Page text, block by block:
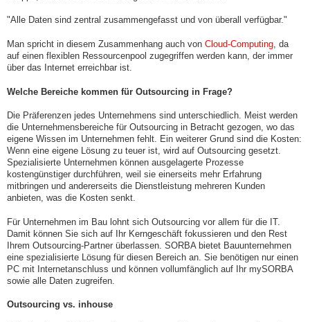
"Alle Daten sind zentral zusammengefasst und von überall verfügbar."
Man spricht in diesem Zusammenhang auch von Cloud-Computing, da
auf einen flexiblen Ressourcenpool zugegriffen werden kann, der immer
über das Internet erreichbar ist.
Welche Bereiche kommen für Outsourcing in Frage?
Die Präferenzen jedes Unternehmens sind unterschiedlich. Meist werden
die Unternehmensbereiche für Outsourcing in Betracht gezogen, wo das
eigene Wissen im Unternehmen fehlt. Ein weiterer Grund sind die Kosten:
Wenn eine eigene Lösung zu teuer ist, wird auf Outsourcing gesetzt.
Spezialisierte Unternehmen können ausgelagerte Prozesse
kostengünstiger durchführen, weil sie einerseits mehr Erfahrung
mitbringen und andererseits die Dienstleistung mehreren Kunden
anbieten, was die Kosten senkt.
Für Unternehmen im Bau lohnt sich Outsourcing vor allem für die IT.
Damit können Sie sich auf Ihr Kerngeschäft fokussieren und den Rest
Ihrem Outsourcing-Partner überlassen. SORBA bietet Bauunternehmen
eine spezialisierte Lösung für diesen Bereich an. Sie benötigen nur einen
PC mit Internetanschluss und können vollumfänglich auf Ihr mySORBA
sowie alle Daten zugreifen.
Outsourcing vs. inhouse